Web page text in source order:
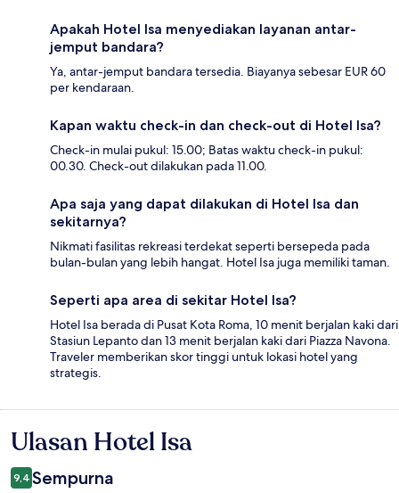
Apakah Hotel Isa menyediakan layanan antar-
jemput bandara?
Ya, antar-jemput bandara tersedia. Biayanya sebesar EUR 60
per kendaraan.
Kapan waktu check-in dan check-out di Hotel Isa?
Check-in mulai pukul: 15.00; Batas waktu check-in pukul:
00.30. Check-out dilakukan pada 11.00.
Apa saja yang dapat dilakukan di Hotel Isa dan
sekitarnya?
Nikmati fasilitas rekreasi terdekat seperti bersepeda pada
bulan-bulan yang lebih hangat. Hotel Isa juga memiliki taman.
Seperti apa area di sekitar Hotel Isa?
Hotel Isa berada di Pusat Kota Roma, 10 menit berjalan kaki dari
Stasiun Lepanto dan 13 menit berjalan kaki dari Piazza Navona.
Traveler memberikan skor tinggi untuk lokasi hotel yang
strategis.
Ulasan
Ulasan Hotel Isa
9,4 Sempurna